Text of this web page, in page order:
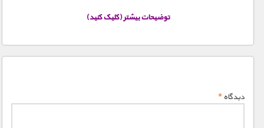
توضیحات بیشتر (کلیک کنید)
دیدگاه*